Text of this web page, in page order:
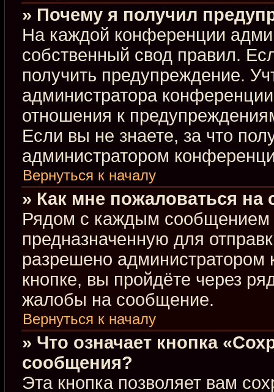
» Почему я получил
На каждой конференции
собственный свод правил.
получить предупреждение.
администратора
отношения к
Если вы не знаете, за что
администратором
Вернуться к началу
» Как мне пожаловаться
Рядом с каждым сообщением
предназначенную для
разрешено
кнопке, вы пройдёте через
жалобы на сообщение.
Вернуться к началу
» Что означает кнопка
сообщения?
Эта кнопка позволяет вам